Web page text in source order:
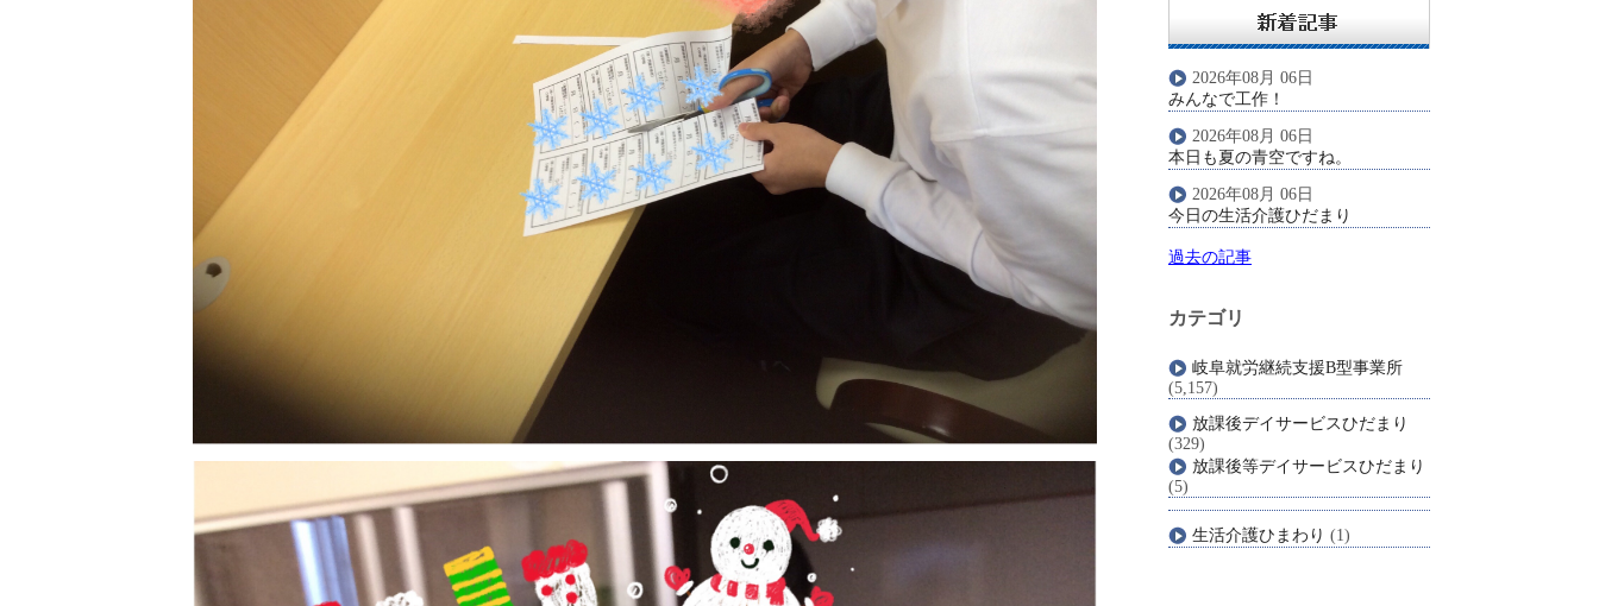
2026年08月 06日
みんなで工作！
2026年08月 06日
本日も夏の青空ですね。
2026年08月 06日
今日の生活介護ひだまり
過去の記事
カテゴリ
岐阜就労継続支援B型事業所
(5,157)
放課後デイサービスひだまり
(329)
放課後等デイサービスひだまり
(5)
生活介護ひまわり (1)